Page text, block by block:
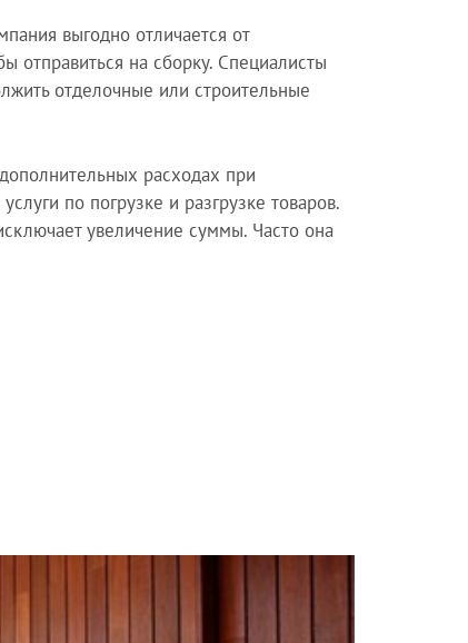
выгодно отличается от
отправиться на сборку. Специалисты
отделочные или строительные
расходах при
по погрузке и разгрузке товаров.
увеличение суммы. Часто она